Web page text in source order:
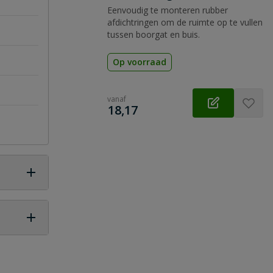
Eenvoudig te monteren rubber
afdichtringen om de ruimte op te vullen
tussen boorgat en buis.
Op voorraad
vanaf
€
18,17